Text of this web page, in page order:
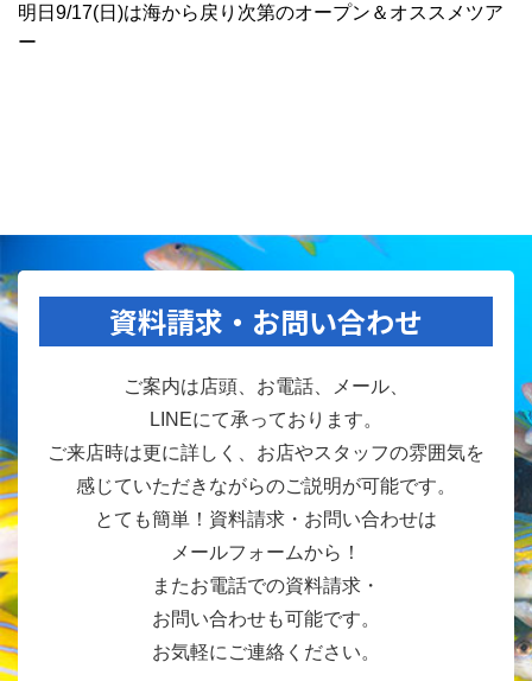
明日9/17(日)は海から戻り次第のオープン＆オススメツア
ー
資料請求・お問い合わせ
ご案内は店頭、お電話、メール、
LINEにて承っております。
ご来店時は更に詳しく、お店やスタッフの雰囲気を
感じていただきながらのご説明が可能です。
とても簡単！資料請求・お問い合わせは
メールフォームから！
またお電話での資料請求・
お問い合わせも可能です。
お気軽にご連絡ください。